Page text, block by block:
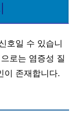
호일 수 있습니
로는 염증성 질
이 존재합니다.